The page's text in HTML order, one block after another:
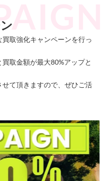
取強化キャンペーンを行っ
取金額が最大80%アップと
て頂きますので、ぜひご活